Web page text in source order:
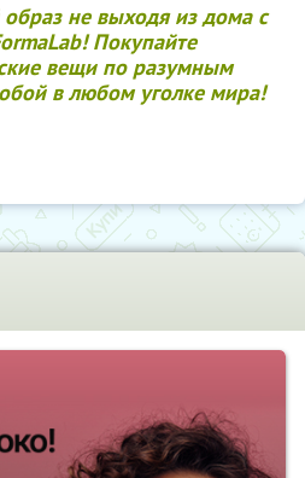
не выходя из дома с
Покупайте
вещи по разумным
в любом уголке мира!